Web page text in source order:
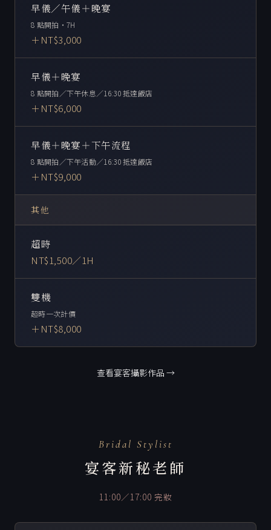
早儀／午儀＋晚宴
8 點開拍・7H
＋NT$3,000
早儀＋晚宴
8 點開拍／下午休息／16:30 抵達飯店
＋NT$6,000
早儀＋晚宴＋下午流程
8 點開拍／下午活動／16:30 抵達飯店
＋NT$9,000
其他
超時
NT$1,500／1H
雙機
超時一次計價
＋NT$8,000
查看宴客攝影作品 →
Bridal Stylist
宴客新秘老師
11:00／17:00 完妝